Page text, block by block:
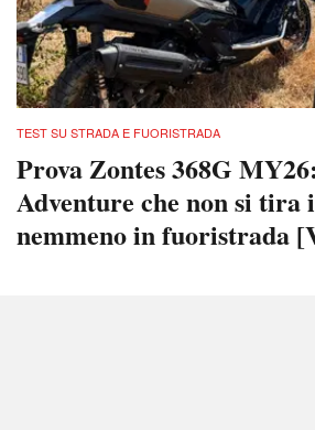
TEST SU STRADA E FUORISTRADA
Prova Zontes 368G
Adventure che non si tira
nemmeno in fuoristrada